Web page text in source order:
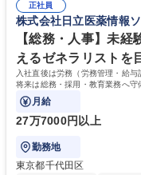
正社員
株式会社日立医薬情報
【総務・人事】未
えるゼネラリストを
入社直後は労務（労務管理・給
将来は総務・採用・教育業務へ守
ます。
月給
27万7000円以上
勤務地
東京都千代田区